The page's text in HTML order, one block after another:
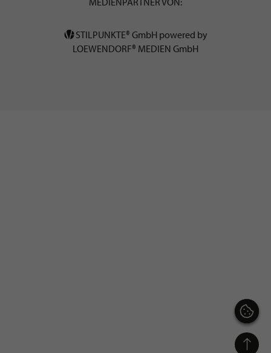
STILPUNKTE® GmbH powered by
LOEWENDORF® MEDIEN GmbH